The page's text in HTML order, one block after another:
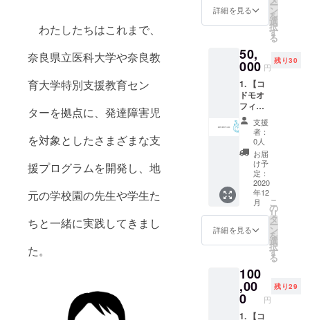
わたしたちはこれまで、
奈良県立医科大学や奈良教
育大学特別支援教育セン
ターを拠点に、発達障害児
を対象としたさまざまな支
援プログラムを開発し、地
元の学校園の先生や学生た
ちと一緒に実践してきまし
た。
希望の
お名前
（カタ
をご記
入くだ
さい。
2. コド
モオ
フィス
のお
しゃれ
なリー
フレッ
ト 3. 事
業経過
報告書
とコド
モたち
からお
礼のお
詳細を見る ー
ン
を
選
択
す
る
50,
000 円
残り30
1. 【コ
ドモオ
フィス
限定】
名前入
りサ
ポー
ターズ
カード
※支
援時、
必ず備
考欄に
ご希望
のお名
前（カ
ナ）を
ご記入
くださ
い。
2．リー
支援
者：
0人
お届
け予
定：
2020
年12
月
詳細を見る
こ
の
リ
タ
ー
ン
を
選
択
す
る
100
,00
0 円
残り29
1. 【コ